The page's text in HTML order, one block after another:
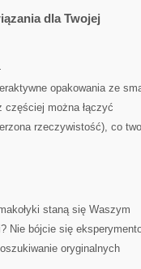
dla Twojej
opakowania ze
można łączyć
rzeczywistość), co
staną się Waszym
Nie bójcie się
oryginalnych